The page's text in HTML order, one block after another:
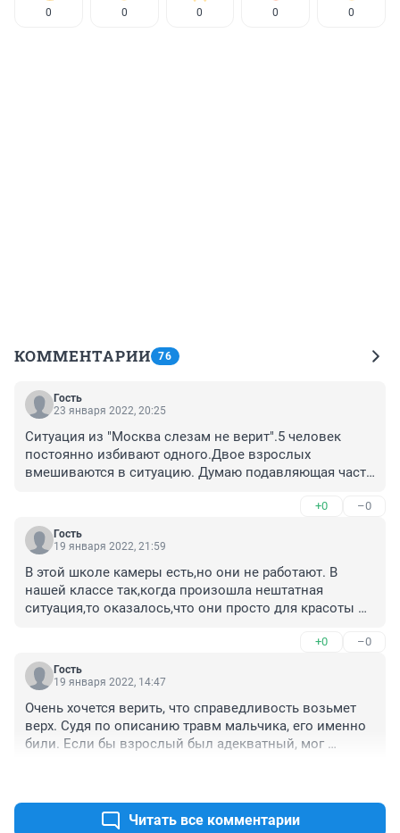
0 0 0 0 0
КОММЕНТАРИИ 76
Гость
23 января 2022, 20:25
Ситуация из "Москва слезам не верит".5 человек
постоянно избивают одного.Двое взрослых
вмешиваются в ситуацию. Думаю подавляющая часть
+0 –0
Гость
19 января 2022, 21:59
В этой школе камеры есть,но они не работают. В
нашей классе так,когда произошла нештатная
ситуация,то оказалось,что они просто для красоты
+0 –0
Гость
19 января 2022, 14:47
Очень хочется верить, что справедливость возьмет
верх. Судя по описанию травм мальчика, его именно
били. Если бы взрослый был адекватный, мог
Читать все комментарии